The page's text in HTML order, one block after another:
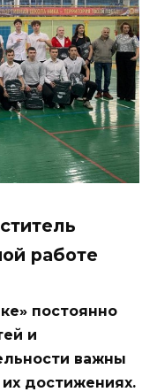
работе
постоянно
и
важны
достижениях.